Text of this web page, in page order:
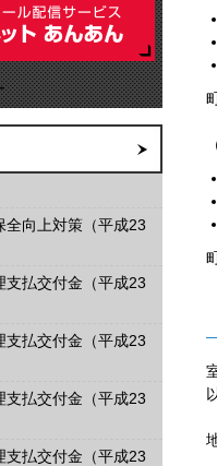
全向上対策（平成23
支払交付金（平成23
支払交付金（平成23
支払交付金（平成23
支払交付金（平成23